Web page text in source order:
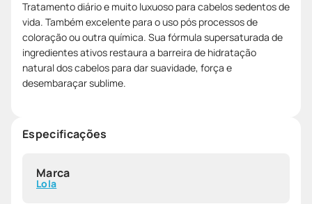
Tratamento diário e muito luxuoso para cabelos sedentos de
vida. Também excelente para o uso pós processos de
coloração ou outra química. Sua fórmula supersaturada de
ingredientes ativos restaura a barreira de hidratação
natural dos cabelos para dar suavidade, força e
desembaraçar sublime.
Especificações
Marca
Lola